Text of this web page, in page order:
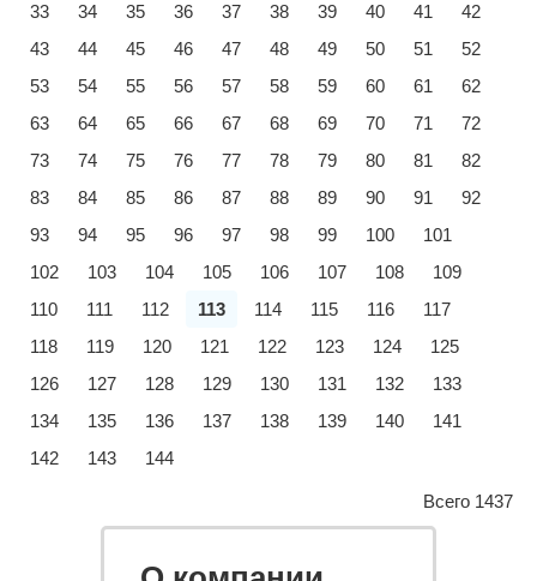
33
34 35 36 37 38 39 40 41
42
43
44 45 46 47 48 49 50 51
52
53
54 55 56 57 58 59 60 61
62
63
64 65 66 67 68 69 70 71
72
73
74 75 76 77 78 79 80 81
82
83
84 85 86 87 88 89 90 91
92
93
94 95 96 97 98 99 100
101
102
103 104 105 106 107 108
109
110
111 112 113 114 115 116
117
118
119 120 121 122 123 124
125
126
127 128 129 130 131 132
133
134
135 136 137 138 139 140
141
142
143 144
Всего 1437